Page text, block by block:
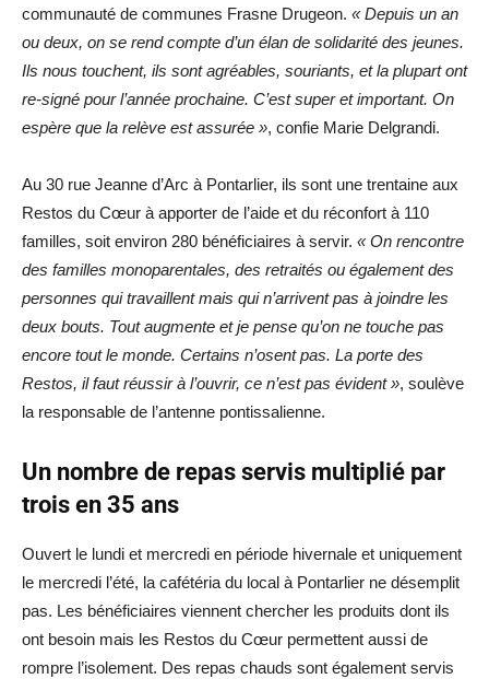
communauté de communes Frasne Drugeon. « Depuis un an
ou deux, on se rend compte d’un élan de solidarité des jeunes.
Ils nous touchent, ils sont agréables, souriants, et la plupart ont
re-signé pour l’année prochaine. C’est super et important. On
espère que la relève est assurée », confie Marie Delgrandi.
Au 30 rue Jeanne d’Arc à Pontarlier, ils sont une trentaine aux
Restos du Cœur à apporter de l’aide et du réconfort à 110
familles, soit environ 280 bénéficiaires à servir. « On rencontre
des familles monoparentales, des retraités ou également des
personnes qui travaillent mais qui n’arrivent pas à joindre les
deux bouts. Tout augmente et je pense qu’on ne touche pas
encore tout le monde. Certains n’osent pas. La porte des
Restos, il faut réussir à l’ouvrir, ce n’est pas évident », soulève
la responsable de l’antenne pontissalienne.
Un nombre de repas servis multiplié par
trois en 35 ans
Ouvert le lundi et mercredi en période hivernale et uniquement
le mercredi l’été, la cafétéria du local à Pontarlier ne désemplit
pas. Les bénéficiaires viennent chercher les produits dont ils
ont besoin mais les Restos du Cœur permettent aussi de
rompre l’isolement. Des repas chauds sont également servis